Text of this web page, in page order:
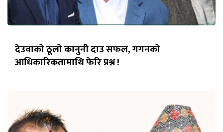
देउवाको ठूलो कानुनी दाउ सफल, गगनको
आधिकारिकतामाथि फेरि प्रश्न !